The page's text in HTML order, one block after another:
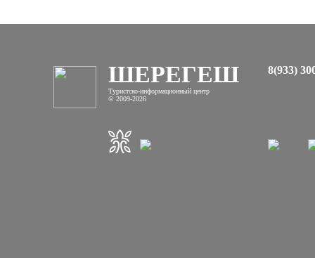
ШЕРЕГЕШ
Туристско-информационный центр
© 2009-2026
8(933)